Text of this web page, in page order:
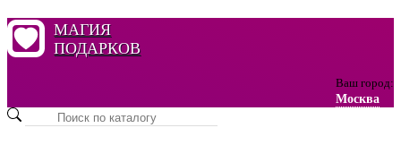
МАГИЯ
ПОДАРКОВ
Ваш город:
Москва